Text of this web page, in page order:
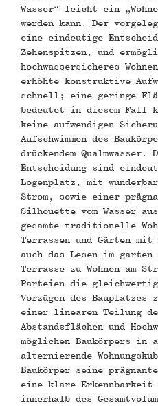
Wasser“ leicht ein
werden kann. Der
eine eindeutige
Zehenspitzen, und
hochwassersicheres
erhöhte konstruktive
schnell; eine geringe
bedeutet in diesem Fall
keine aufwendigen
Aufschwimmen des
drückendem
Entscheidung sind
Logenplatz, mit
Strom, sowie einer
Silhouette vom Wasser
gesamte traditionelle
Terrassen und Gärten
auch das Lesen im
Terrasse zu Wohnen am
Parteien die
Vorzügen des
einer linearen Teilung
Abstandsflächen und
möglichen Baukörpers in
alternierende
Baukörper seine
eine klare Erkennbarkeit
innerhalb des